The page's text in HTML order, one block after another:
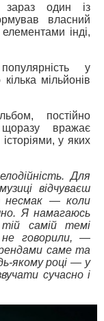
зараз один із
власний
інді,
у
мільйонів
постійно
вражає
у яких
Для
відчуваєш
несмак — коли
Я намагаюсь
самій темі
говорили, —
саме та
якому році — у
сучасно і